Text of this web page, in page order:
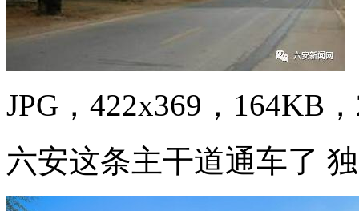
JPG，422x369，164KB
六安这条主干道通车了